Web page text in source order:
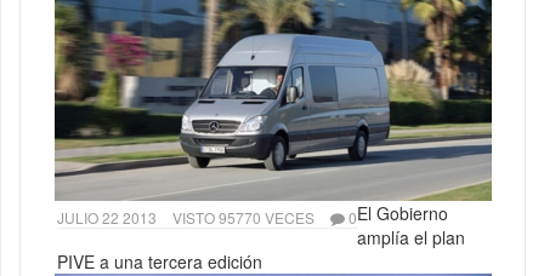
JULIO 22 2013 VISTO 95770 VECES 0El Gobierno
amplía el plan
PIVE a una tercera edición